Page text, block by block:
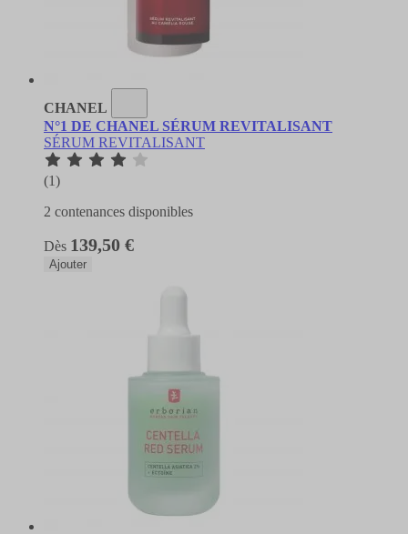
CHANEL
N°1 DE CHANEL SÉRUM REVITALISANT
SÉRUM REVITALISANT
(1)
2 contenances disponibles
Dès 139,50 €
Ajouter